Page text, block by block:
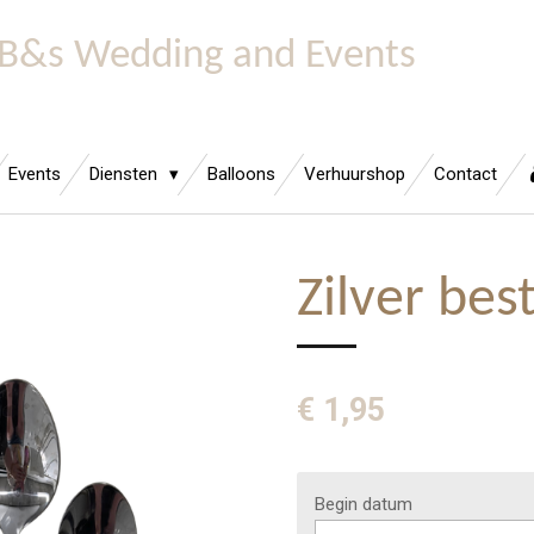
Wedding and Events
Events Diensten Balloons Verhuurshop Contact
Zilver
€ 1,95
Begin datum